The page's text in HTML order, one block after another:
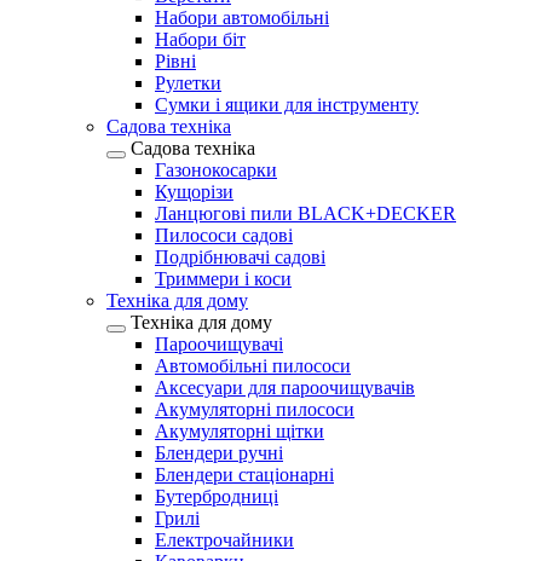
Набори автомобільні
Набори біт
Рівні
Рулетки
Сумки і ящики для інструменту
Садова техніка
Садова техніка
Газонокосарки
Кущорізи
Ланцюгові пили BLACK+DECKER
Пилососи садові
Подрібнювачі садові
Триммери і коси
Техніка для дому
Техніка для дому
Пароочищувачі
Автомобільні пилососи
Аксесуари для пароочищувачів
Акумуляторні пилососи
Акумуляторні щітки
Блендери ручні
Блендери стаціонарні
Бутербродниці
Грилі
Електрочайники